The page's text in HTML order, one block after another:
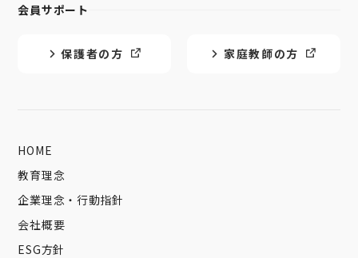
会員サポート
保護者の方 家庭教師の方
HOME
教育理念
企業理念・行動指針
会社概要
ESG方針